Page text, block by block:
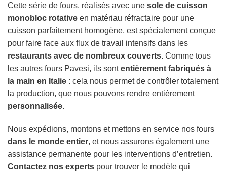
Cette série de fours, réalisés avec une sole de cuisson
monobloc rotative en matériau réfractaire pour une
cuisson parfaitement homogène, est spécialement conçue
pour faire face aux flux de travail intensifs dans les
restaurants avec de nombreux couverts. Comme tous
les autres fours Pavesi, ils sontentièrement fabriqués à
la main en Italie : cela nous permet de contrôler totalement
la production, que nous pouvons rendre entièrement
personnalisée.
Nous expédions, montons et mettons en service nos fours
dans le monde entier, et nous assurons également une
assistance permanente pour les interventions d’entretien.
Contactez nos experts pour trouver le modèle qui